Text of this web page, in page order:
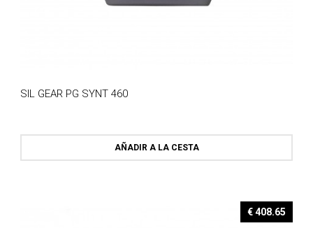
SIL GEAR PG SYNT 460
AÑADIR A LA CESTA
€ 408.65